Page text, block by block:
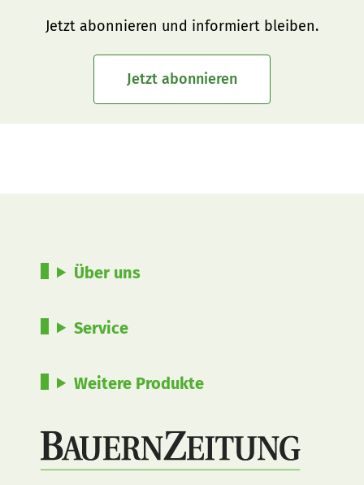
Jetzt abonnieren und informiert bleiben.
Jetzt abonnieren
Über uns
Service
Weitere Produkte